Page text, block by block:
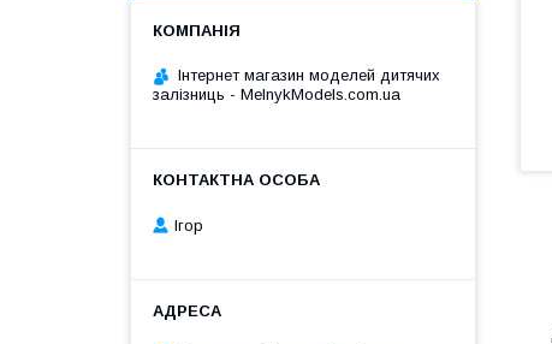
Інтернет магазин моделей дитячих
залізниць - MelnykModels.com.ua
Ігор